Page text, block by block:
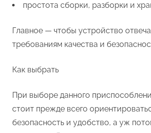
простота сборки, разборки и
Главное — чтобы устройство
требованиям качества и
Как выбрать
При выборе данного
стоит прежде всего
безопасность и удобство, а уж